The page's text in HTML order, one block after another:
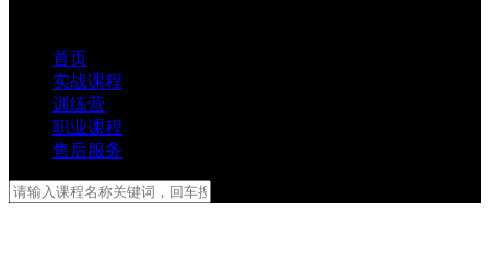
首页
实战课程
训练营
职业课程
售后服务